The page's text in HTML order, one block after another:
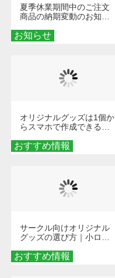
お知らせ
夏季休業期間中のご注文
商品の納期変動のお知ら
おすすめ情報
オリジナルグッズは1個か
らスマホで作成できる！
くなる巾着＆ポーチ活用
術
おすすめ情報
サークル向けオリジナル
グッズの選び方｜小ロッ
める秘訣